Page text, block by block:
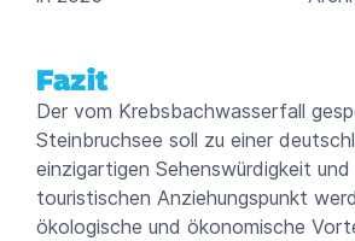
Fazit
Der vom Krebsbachwasserfall
Steinbruchsee soll zu einer
einzigartigen Sehenswürdigkeit und
touristischen Anziehungspunkt
ökologische und ökonomische